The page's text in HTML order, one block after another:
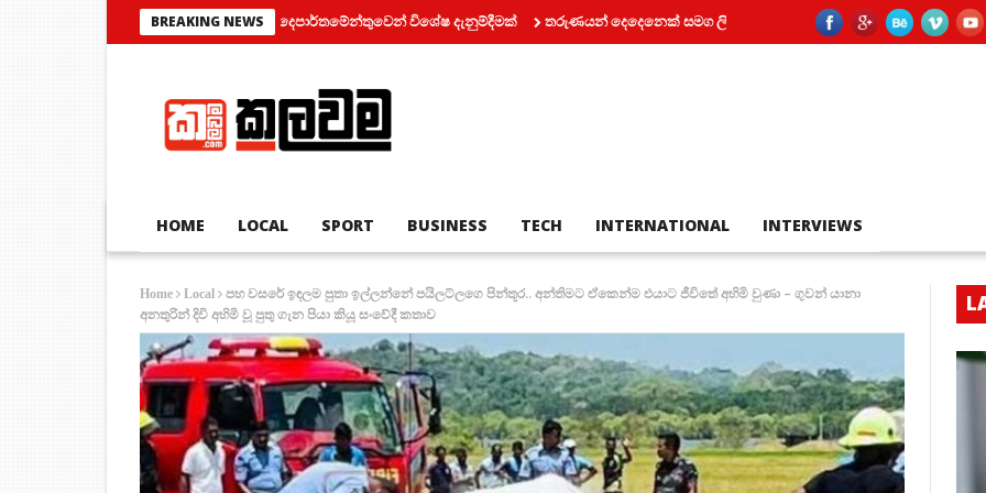
BREAKING NEWS
මෝටර් රථ ප්‍රවාහන දෙපාර්තමේන්තුවෙන් විශේෂ දැනුම්දීමක් තරුණයන් දෙදෙනෙක් සමග ලිෆ්ට් එකක් තුල සිර වූ කත පියා සහ පුතා අතර
HOME LOCAL SPORT BUSINESS TECH INTERNATIONAL INTERVIEWS
Home Local
පහ වසරේ ඉඳලම පුතා ඉල්ලන්නේ පයිලට්ලගෙ පින්තූර.. අන්තිමට ඒකෙන්ම එයාට ජීවිතේ අහිමි වුණා – ගුවන් යානා
අනතුරින් දිවි අහිමි වූ පුතු ගැන පියා කියූ සංවේදී කතාව